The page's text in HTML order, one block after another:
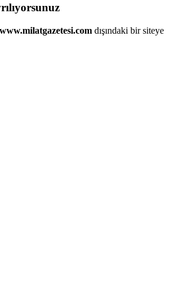
dışındaki bir siteye